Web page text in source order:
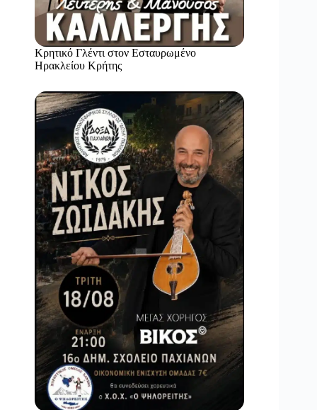
Κρητικό Γλέντι στον Εσταυρωμένο
Ηρακλείου Κρήτης